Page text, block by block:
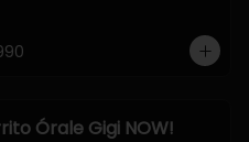
Órale Gigi NOW!